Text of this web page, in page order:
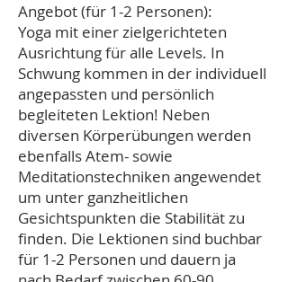
Angebot (für 1-2 Personen):
Yoga mit einer zielgerichteten
Ausrichtung für alle Levels. In
Schwung kommen in der individuell
angepassten und persönlich
begleiteten Lektion! Neben
diversen Körperübungen werden
ebenfalls Atem- sowie
Meditationstechniken angewendet
um unter ganzheitlichen
Gesichtspunkten die Stabilität zu
finden. Die Lektionen sind buchbar
für 1-2 Personen und dauern ja